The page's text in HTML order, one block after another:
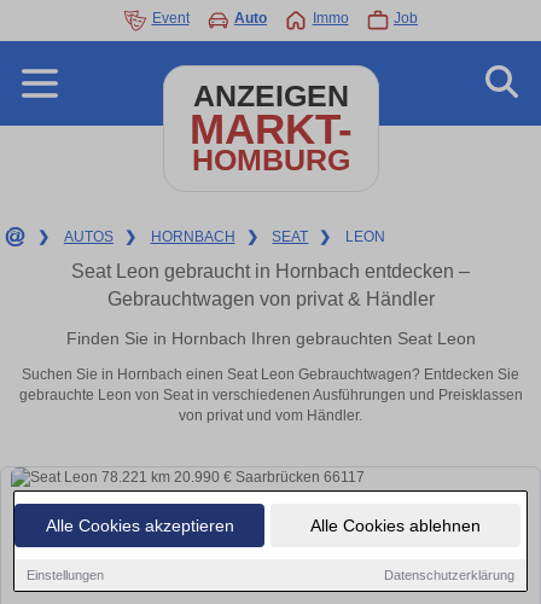
Alle Cookies akzeptieren Alle Cookies ablehnen
Einstellungen Datenschutzerklärung
Event Auto Immo Job
ANZEIGEN
MARKT-
HOMBURG
❯ AUTOS ❯ HORNBACH ❯ SEAT ❯ LEON
Seat Leon gebraucht in Hornbach entdecken –
Gebrauchtwagen von privat & Händler
Finden Sie in Hornbach Ihren gebrauchten Seat Leon
Suchen Sie in Hornbach einen Seat Leon Gebrauchtwagen? Entdecken Sie
gebrauchte Leon von Seat in verschiedenen Ausführungen und Preisklassen
von privat und vom Händler.